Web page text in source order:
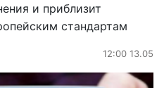
и приблизит
стандартам
12:00 13.05